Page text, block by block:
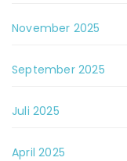
November 2025
September 2025
Juli 2025
April 2025